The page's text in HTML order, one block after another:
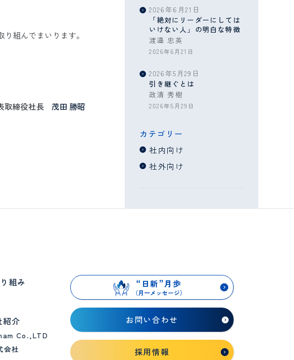
2026年6月21日
「絶対にリーダーにしては
いけない人」の明白な特徴
渡邉 忠英
2026年6月21日
2026年5月29日
引き継ぐとは
政清 秀樹
2026年5月29日
カテゴリー
社内向け
社外向け
組んでまいります。
取締役社長 茂田 勝昭
組み
紹介
Co.,LTD
会社
“ 日新”月歩
（月一メッセージ）
お問い合わせ
採用情報